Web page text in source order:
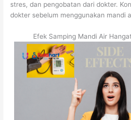
stres, dan pengobatan dari dokter.
dokter sebelum menggunakan mandi
Efek Samping Mandi Air